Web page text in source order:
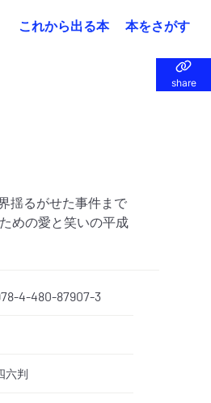
これから出る本 本をさがす
share
share
揺るがせた事件まで
めの愛と笑いの平成
4-480-87907-3
六判